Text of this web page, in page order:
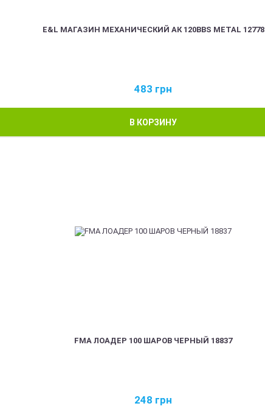
E&L МАГАЗИН МЕХАНИЧЕСКИЙ АК 120BBS METAL 12778
483 грн
В КОРЗИНУ
FMA ЛОАДЕР 100 ШАРОВ ЧЕРНЫЙ 18837
248 грн